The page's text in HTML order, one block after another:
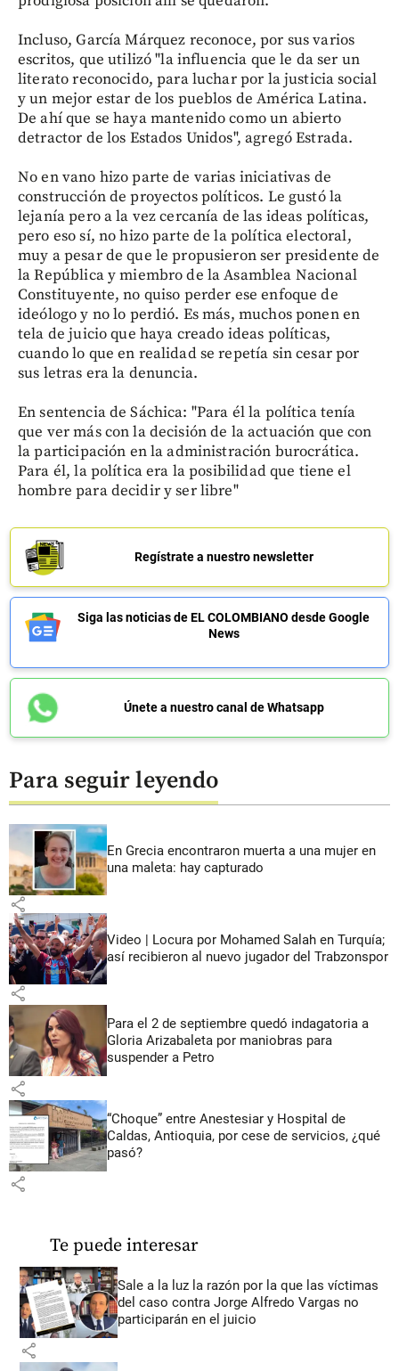
Incluso, García Márquez reconoce, por sus varios
escritos, que utilizó "la influencia que le da ser un
literato reconocido, para luchar por la justicia social
y un mejor estar de los pueblos de América Latina.
De ahí que se haya mantenido como un abierto
detractor de los Estados Unidos", agregó Estrada.
No en vano hizo parte de varias iniciativas de
construcción de proyectos políticos. Le gustó la
lejanía pero a la vez cercanía de las ideas políticas,
pero eso sí, no hizo parte de la política electoral,
muy a pesar de que le propusieron ser presidente de
la República y miembro de la Asamblea Nacional
Constituyente, no quiso perder ese enfoque de
ideólogo y no lo perdió. Es más, muchos ponen en
tela de juicio que haya creado ideas políticas,
cuando lo que en realidad se repetía sin cesar por
sus letras era la denuncia.
En sentencia de Sáchica: "Para él la política tenía
que ver más con la decisión de la actuación que con
la participación en la administración burocrática.
Para él, la política era la posibilidad que tiene el
hombre para decidir y ser libre"
Regístrate a nuestro newsletter
Siga las noticias de EL COLOMBIANO desde Google
News
Únete a nuestro canal de Whatsapp
Para seguir leyendo
En Grecia encontraron muerta a una mujer en
una maleta: hay capturado
share
Video | Locura por Mohamed Salah en Turquía;
así recibieron al nuevo jugador del Trabzonspor
share
Para el 2 de septiembre quedó indagatoria a
Gloria Arizabaleta por maniobras para
suspender a Petro
share
“Choque” entre Anestesiar y Hospital de
Caldas, Antioquia, por cese de servicios, ¿qué
pasó?
share
Te puede interesar
Sale a la luz la razón por la que las víctimas
del caso contra Jorge Alfredo Vargas no
participarán en el juicio
share